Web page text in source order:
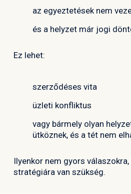
az egyeztetések nem
és a helyzet már jogi
Ez lehet:
szerződéses vita
üzleti konfliktus
vagy bármely olyan
ütköznek, és a tét nem
Ilyenkor nem gyors
stratégiára van szükség.